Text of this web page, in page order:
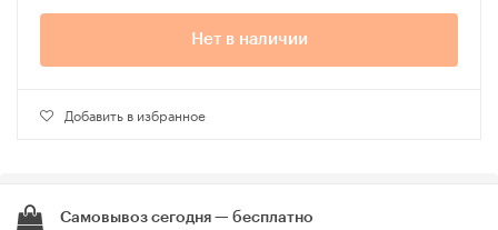
Нет в наличии
Добавить в избранное
Самовывоз сегодня — бесплатно